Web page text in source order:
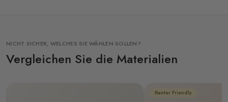
NICHT SICHER, WELCHES SIE WÄHLEN SOLLEN?
Vergleichen Sie die Materialien
Renter Friendly